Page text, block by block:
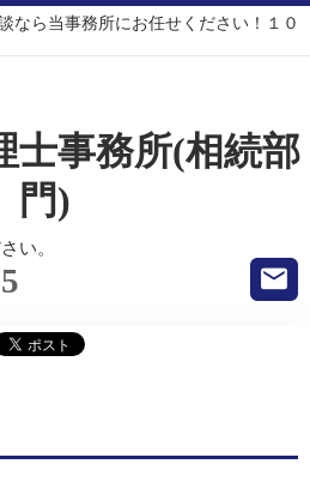
なら当事務所にお任せください！１０
士事務所(相続部
門)
い。